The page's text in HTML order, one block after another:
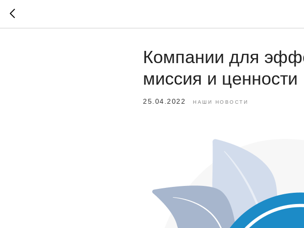
Компании для
миссия и ценности
25.04.2022 НАШИ НОВОСТИ